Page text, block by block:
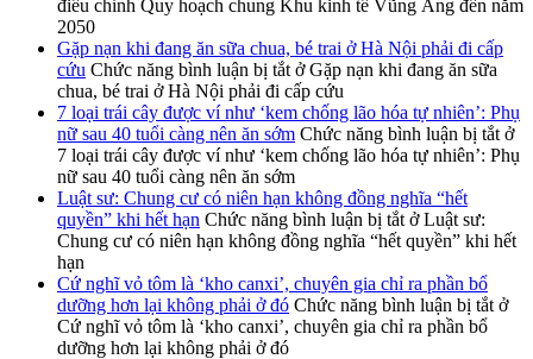
điều chỉnh Quy hoạch chung Khu kinh tế Vũng Áng đến năm
2050
Gặp nạn khi đang ăn sữa chua, bé trai ở Hà Nội phải đi cấp
cứu Chức năng bình luận bị tắt ở Gặp nạn khi đang ăn sữa
chua, bé trai ở Hà Nội phải đi cấp cứu
7 loại trái cây được ví như ‘kem chống lão hóa tự nhiên’: Phụ
nữ sau 40 tuổi càng nên ăn sớm Chức năng bình luận bị tắt ở
7 loại trái cây được ví như ‘kem chống lão hóa tự nhiên’: Phụ
nữ sau 40 tuổi càng nên ăn sớm
Luật sư: Chung cư có niên hạn không đồng nghĩa “hết
quyền” khi hết hạn Chức năng bình luận bị tắt ở Luật sư:
Chung cư có niên hạn không đồng nghĩa “hết quyền” khi hết
hạn
Cứ nghĩ vỏ tôm là ‘kho canxi’, chuyên gia chỉ ra phần bổ
dưỡng hơn lại không phải ở đó Chức năng bình luận bị tắt ở
Cứ nghĩ vỏ tôm là ‘kho canxi’, chuyên gia chỉ ra phần bổ
dưỡng hơn lại không phải ở đó